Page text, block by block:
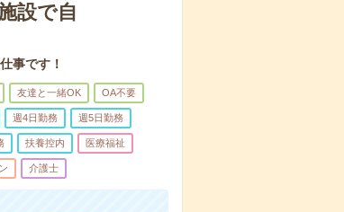
設で自
事です！
友達と一緒OK OA不要
週4日勤務 週5日勤務
扶養控内 医療福祉
介護士